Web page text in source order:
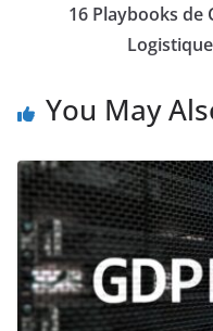
16 Playbooks de
You May